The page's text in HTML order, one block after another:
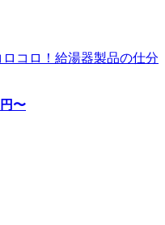
ロコロ！給湯器製品の仕分
円〜